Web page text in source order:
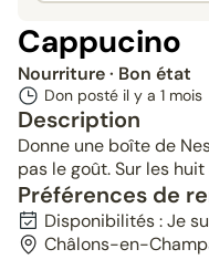
Cappucino
Nourriture· Bon état
Don posté il y a 1 mois
Description
Donne une boîte de
pas le goût. Sur les
Préférences de
Disponibilités : Je
Châlons-en-